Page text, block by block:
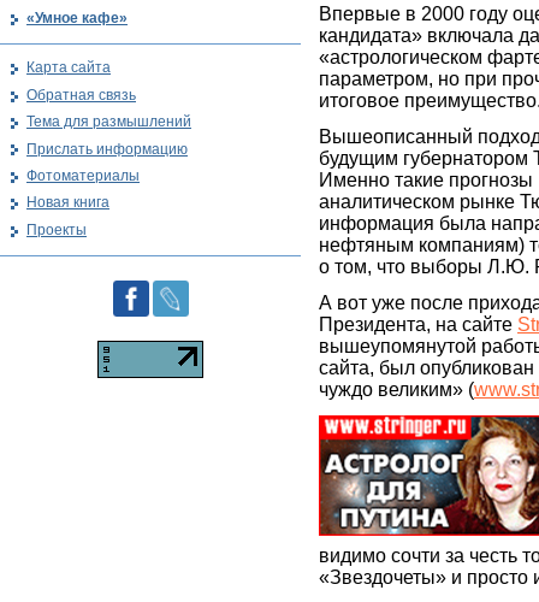
Впервые в 2000 году
кандидата» включала
«астрологическом
параметром, но при
итоговое
Вышеописанный подход
будущим губернатором
Именно такие
аналитическом рынке
информация была
нефтяным компаниям)
о том, что выборы Л.Ю.
А вот уже после
Президента, на сайте
вышеупомянутой
сайта, был
чуждо великим» (
видимо сочти за честь
«Звездочеты» и просто
«Умное кафе»
Карта сайта
Обратная связь
Тема для размышлений
Прислать информацию
Фотоматериалы
Новая книга
Проекты